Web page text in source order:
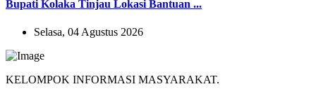
Bupati Kolaka Tinjau Lokasi Bantuan ...
Selasa, 04 Agustus 2026
KELOMPOK INFORMASI MASYARAKAT.